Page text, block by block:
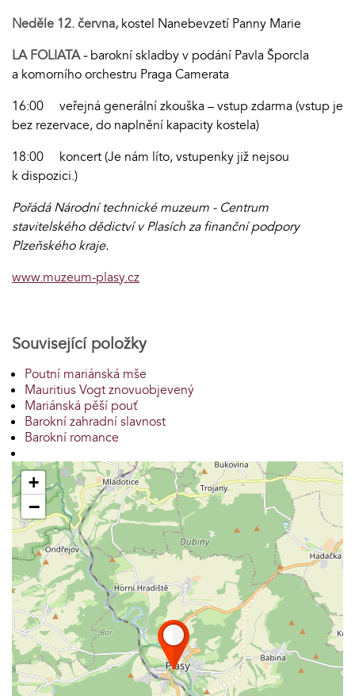
Neděle 12. června, kostel Nanebevzetí Panny Marie
LA FOLIATA -barokní skladby v podání Pavla Šporcla
a komorního orchestru Praga Camerata
16:00 veřejná generální zkouška – vstup zdarma (vstup je
bez rezervace, do naplnění kapacity kostela)
18:00 koncert (Je nám líto, vstupenky již nejsou
k dispozici.)
Pořádá Národní technické muzeum - Centrum
stavitelského dědictví v Plasích za finanční podpory
Plzeňského kraje.
www.muzeum-plasy.cz
Související položky
Poutní mariánská mše
Mauritius Vogt znovuobjevený
Mariánská pěší pouť
Barokní zahradní slavnost
Barokní romance
+
−